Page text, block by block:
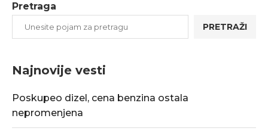
Pretraga
PRETRAŽI
Najnovije vesti
Poskupeo dizel, cena benzina ostala
nepromenjena